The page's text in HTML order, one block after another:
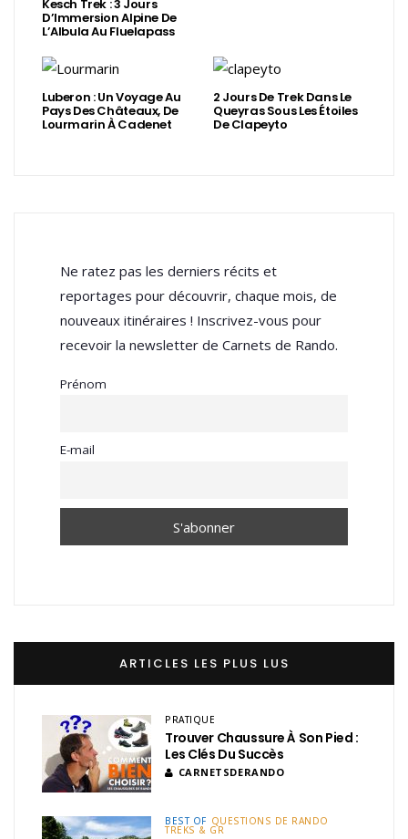
Kesch Trek : 3 Jours
D’Immersion Alpine De
L’Albula Au Fluelapass
Luberon : Un Voyage Au
Pays Des Châteaux, De
Lourmarin À Cadenet
2 Jours De Trek Dans Le
Queyras Sous Les Étoiles
De Clapeyto
Ne ratez pas les derniers récits et
reportages pour découvrir, chaque mois, de
nouveaux itinéraires ! Inscrivez-vous pour
recevoir la newsletter de Carnets de Rando.
Prénom
E-mail
ARTICLES LES PLUS LUS
PRATIQUE
Trouver Chaussure À Son Pied :
Les Clés Du Succès
CARNETSDERANDO
BEST OF QUESTIONS DE RANDO
TREKS & GR